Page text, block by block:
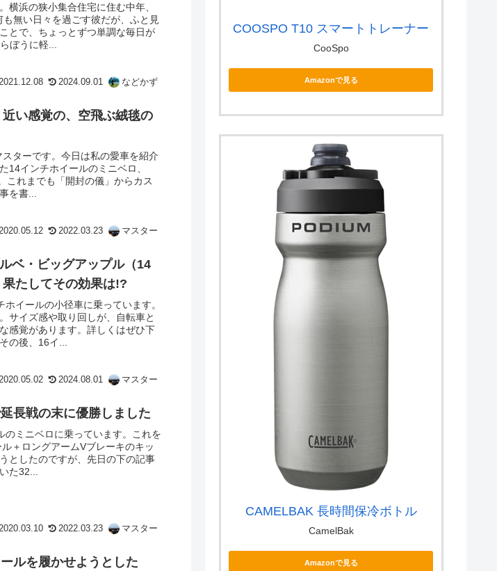
横浜の狭小集合住宅に住む中年、
無い日々を過ごす彼だが、ふと見
とで、ちょっとずつ単調な毎日が
ぼうに軽...
2021.12.08 2024.09.01 などかず
い感覚の、空飛ぶ絨毯の
ターです。今日は私の愛車を紹介
14インチホイールのミニベロ、
これまでも「開封の儀」からカス
を書...
2020.05.12 2022.03.23 マスター
ベ・ビッグアップル（14
たしてその効果は!?
イールの小径車に乗っています。
サイズ感や取り回しが、自転車と
感覚があります。詳しくはぜひ下
の後、16イ...
2024.08.01 マスター
長戦の末に優勝しました
ミニベロに乗っています。これを
＋ロングアームVブレーキのキッ
としたのですが、先日の下の記事
た32...
2022.03.23 マスター
ルを履かせようとした
COOSPO T10 スマートトレーナー
CooSpo
Amazonで見る
CAMELBAK 長時間保冷ボトル
CamelBak
Amazonで見る